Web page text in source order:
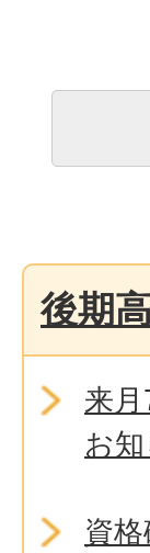
後期
来
お
資